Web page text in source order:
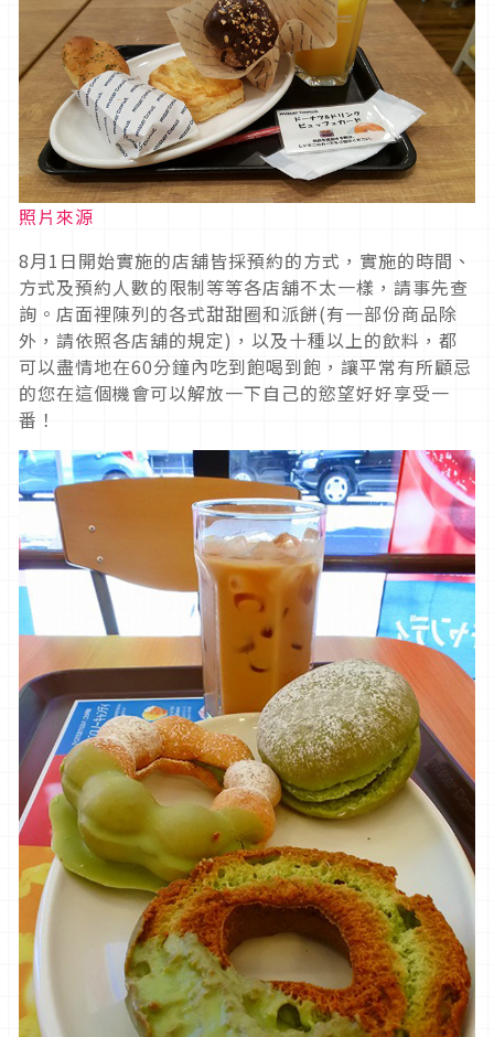
照片來源
8月1日開始實施的店舖皆採預約的方式，實施的時間、
方式及預約人數的限制等等各店舖不太一樣，請事先查
詢。店面裡陳列的各式甜甜圈和派餅(有一部份商品除
外，請依照各店舖的規定)，以及十種以上的飲料，都
可以盡情地在60分鐘內吃到飽喝到飽，讓平常有所顧忌
的您在這個機會可以解放一下自己的慾望好好享受一
番！